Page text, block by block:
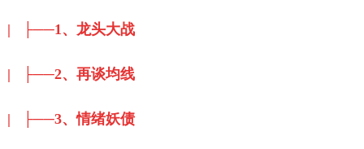
| ├──1、龙头大战
| ├──2、再谈均线
| ├──3、情绪妖债